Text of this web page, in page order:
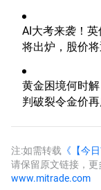
口，标普500续
高
AI大考来袭！
将出炉，股价
黄金困境何时
判破裂令金价再
注:如需转载 《【今
请保留原文链接，
www.mitrade.com